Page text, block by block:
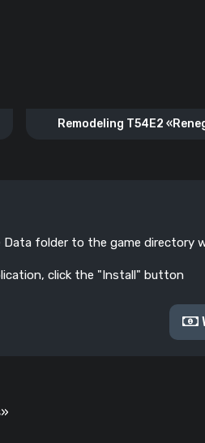
Remodeling T54E2
Data folder to the game directory
click the "Install" button